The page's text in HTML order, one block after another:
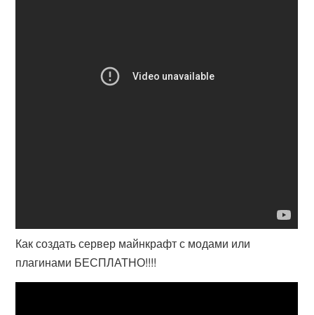
Как создать сервер майнкрафт с модами или
плагинами БЕСПЛАТНО!!!!